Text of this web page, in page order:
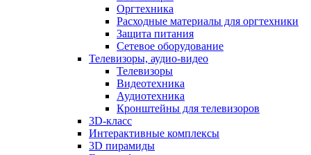
Оргтехника
Расходные материалы для оргтехники
Защита питания
Сетевое оборудование
Телевизоры, аудио-видео
Телевизоры
Видеотехника
Аудиотехника
Кронштейны для телевизоров
3D-класс
Интерактивные комплексы
3D пирамиды